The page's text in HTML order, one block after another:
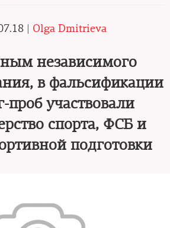
| Olga Dmitrieva
независимого
в фальсификации
проб участвовали
спорта, ФСБ и
подготовки